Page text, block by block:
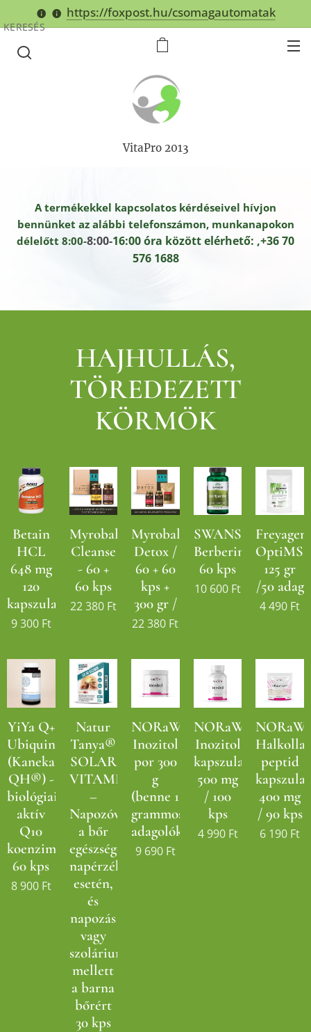
https://foxpost.hu/csomagautomatak
VitaPro 2013
KERESÉS
A termékekkel kapcsolatos kérdéseivel hívjon
bennünket az alábbi telefonszámon, munkanapokon
délelőtt 8:00-8:00-16:00 óra között elérhető: ,+36 70
576 1688
HAJHULLÁS,
TÖREDEZETT
KÖRMÖK
Betain
HCL
648 mg
120
kapszula
9 300Ft
Myrobalan
Cleanse
- 60 +
60 kps
22 380Ft
Myrobalan
Detox /
60 + 60
kps +
300 gr /
22 380 Ft
SWANSON
Berberine
60 kps
10 600 Ft
125 gr
/50 adag
4 490 Ft
YiYa Q+
Ubiquinol
(Kaneka
QH®) -
biológiailag
aktív
Q10
koenzim!
60 kps
8 900Ft
Natur
Tanya®
SOLAR
VITAMIN
–
Napozóvitamin
a bőr
egészségéhez,
napérzékenység
esetén,
és
napozás
vagy
szolárium
mellett
a barna
bőrért
30 kps
NORaWAY
Inozitol
por 300
g
(benne 1
grammos
adagolókanál)
9 690Ft
NORaWAY
Inozitol
kapszula
500 mg
/ 100
kps
4 990Ft
peptid
kapszula
400 mg
/ 90 kps
6 190 Ft